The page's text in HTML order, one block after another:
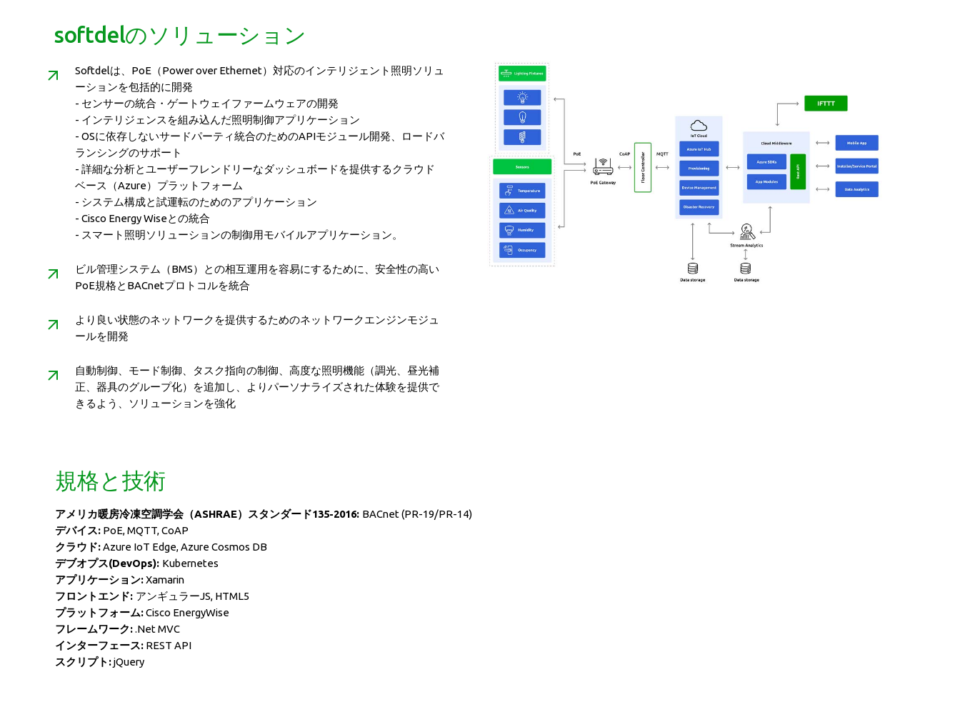
softdelのソリューション
Softdelは、PoE（Power over Ethernet）対応のインテリジェント照明ソリュ
ーションを包括的に開発
- センサーの統合・ゲートウェイファームウェアの開発
- インテリジェンスを組み込んだ照明制御アプリケーション
- OSに依存しないサードパーティ統合のためのAPIモジュール開発、ロードバ
ランシングのサポート
- 詳細な分析とユーザーフレンドリーなダッシュボードを提供するクラウド
ベース（Azure）プラットフォーム
- システム構成と試運転のためのアプリケーション
- Cisco Energy Wiseとの統合
- スマート照明ソリューションの制御用モバイルアプリケーション。
ビル管理システム（BMS）との相互運用を容易にするために、安全性の高い
PoE規格とBACnetプロトコルを統合
より良い状態のネットワークを提供するためのネットワークエンジンモジュ
ールを開発
自動制御、モード制御、タスク指向の制御、高度な照明機能（調光、昼光補
正、器具のグループ化）を追加し、よりパーソナライズされた体験を提供で
きるよう、ソリューションを強化
規格と技術
アメリカ暖房冷凍空調学会（ASHRAE）スタンダード135-2016: BACnet (PR-19/PR-14)
デバイス: PoE, MQTT, CoAP
クラウド:Azure IoT Edge, Azure Cosmos DB
デブオプス(DevOps): Kubernetes
アプリケーション:Xamarin
フロントエンド: アンギュラーJS, HTML5
プラットフォーム:Cisco EnergyWise
フレームワーク:.Net MVC
インターフェース: REST API
スクリプト:jQuery